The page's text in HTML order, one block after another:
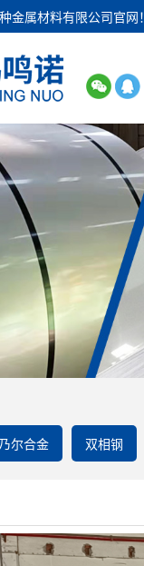
金属材料有限公司官网！
尔合金 双相钢